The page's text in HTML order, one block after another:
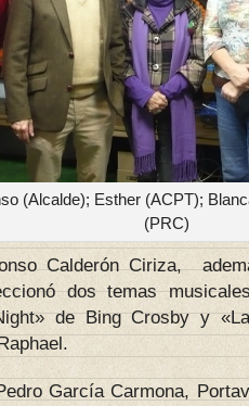
(Alcalde); Esther (ACPT);
(PRC)
Calderón Ciriza,
dos temas
de Bing Crosby y
García Carmona,